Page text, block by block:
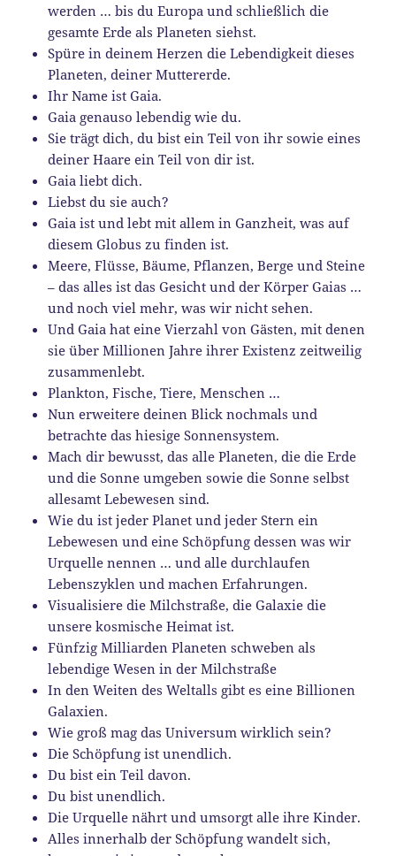
werden … bis du Europa und schließlich die
gesamte Erde als Planeten siehst.
Spüre in deinem Herzen die Lebendigkeit dieses
Planeten, deiner Muttererde.
Ihr Name ist Gaia.
Gaia genauso lebendig wie du.
Sie trägt dich, du bist ein Teil von ihr sowie eines
deiner Haare ein Teil von dir ist.
Gaia liebt dich.
Liebst du sie auch?
Gaia ist und lebt mit allem in Ganzheit, was auf
diesem Globus zu finden ist.
Meere, Flüsse, Bäume, Pflanzen, Berge und Steine
– das alles ist das Gesicht und der Körper Gaias …
und noch viel mehr, was wir nicht sehen.
Und Gaia hat eine Vierzahl von Gästen, mit denen
sie über Millionen Jahre ihrer Existenz zeitweilig
zusammenlebt.
Plankton, Fische, Tiere, Menschen …
Nun erweitere deinen Blick nochmals und
betrachte das hiesige Sonnensystem.
Mach dir bewusst, das alle Planeten, die die Erde
und die Sonne umgeben sowie die Sonne selbst
allesamt Lebewesen sind.
Wie du ist jeder Planet und jeder Stern ein
Lebewesen und eine Schöpfung dessen was wir
Urquelle nennen … und alle durchlaufen
Lebenszyklen und machen Erfahrungen.
Visualisiere die Milchstraße, die Galaxie die
unsere kosmische Heimat ist.
Fünfzig Milliarden Planeten schweben als
lebendige Wesen in der Milchstraße
In den Weiten des Weltalls gibt es eine Billionen
Galaxien.
Wie groß mag das Universum wirklich sein?
Die Schöpfung ist unendlich.
Du bist ein Teil davon.
Du bist unendlich.
Die Urquelle nährt und umsorgt alle ihre Kinder.
Alles innerhalb der Schöpfung wandelt sich,